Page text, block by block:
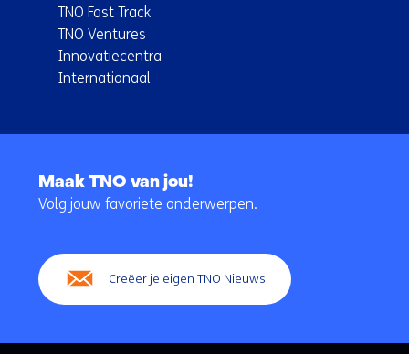
TNO Fast Track
TNO Ventures
Innovatiecentra
Internationaal
navigatie
Maak TNO van jou!
Volg jouw favoriete onderwerpen.
Creëer je eigen TNO Nieuws